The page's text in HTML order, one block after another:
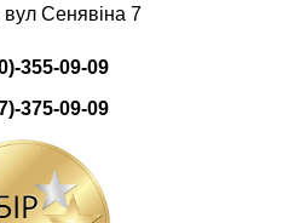
Сенявіна 7
355-09-09
375-09-09